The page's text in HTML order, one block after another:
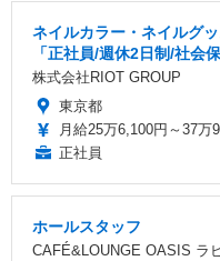
ネイルカラー・ネイルグ
「正社員/週休2日制/社会
株式会社RIOT GROUP
東京都
月給25万6,100円～37万
正社員
ホールスタッフ
CAFÉ&LOUNGE OASIS ラ